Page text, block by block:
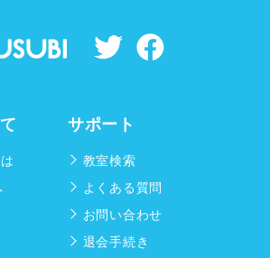
サポート
教室検索
よくある質問
お問い合わせ
退会手続き